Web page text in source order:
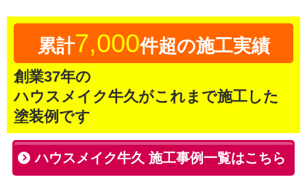
累計7,000件超の施工実績
創業37年の
ハウスメイク牛久がこれまで施工した
塗装例です
ハウスメイク牛久 施工事例一覧はこちら